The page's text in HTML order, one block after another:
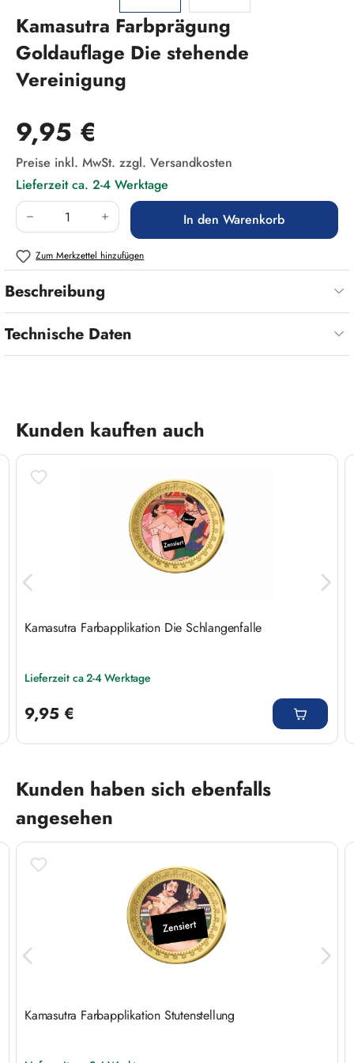
Kamasutra Farbprägung
Goldauflage Die stehende
Vereinigung
Regulärer Preis:
9,95 €
Preise inkl. MwSt. zzgl. Versandkosten
Lieferzeit ca. 2-4 Werktage
Produkt Anzahl: Gib den gewünschten Wert
In den Warenkorb
Zum Merkzettel hinzufügen
Beschreibung
Technische Daten
Produktgalerie überspringen
Kunden kauften auch
Kamasutra Farbapplikation Die Schlangenfalle
Lieferzeit ca 2-4 Werktage
9,95 €
Produktgalerie überspringen
Kunden haben sich ebenfalls
angesehen
Kamasutra Farbapplikation Stutenstellung